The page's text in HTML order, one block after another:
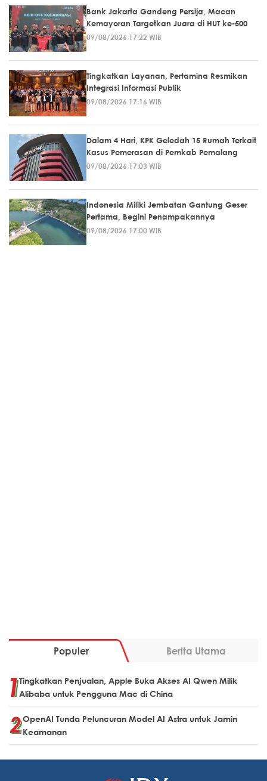
Bank Jakarta Gandeng Persija, Macan
Kemayoran Targetkan Juara di HUT ke-500
09/08/2026 17:22 WIB
Tingkatkan Layanan, Pertamina Resmikan
Integrasi Informasi Publik
09/08/2026 17:16 WIB
Dalam 4 Hari, KPK Geledah 15 Rumah Terkait
Kasus Pemerasan di Pemkab Pemalang
09/08/2026 17:03 WIB
Indonesia Miliki Jembatan Gantung Geser
Pertama, Begini Penampakannya
09/08/2026 17:00 WIB
Populer Berita Utama
Tingkatkan Penjualan, Apple Buka Akses AI Qwen Milik
Alibaba untuk Pengguna Mac di China
OpenAI Tunda Peluncuran Model AI Astra untuk Jamin
Keamanan